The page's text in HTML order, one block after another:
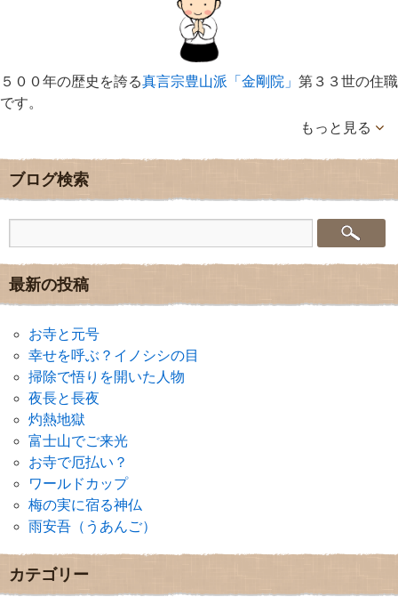
５００年の歴史を誇る真言宗豊山派「金剛院」 第３３世の住職
です。
もっと見る
ブログ検索
最新の投稿
お寺と元号
幸せを呼ぶ？イノシシの目
掃除で悟りを開いた人物
夜長と長夜
灼熱地獄
富士山でご来光
お寺で厄払い？
ワールドカップ
梅の実に宿る神仏
雨安吾（うあんご）
カテゴリー